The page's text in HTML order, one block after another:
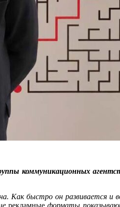
коммуникационных
быстро он развивается и
рекламные форматы